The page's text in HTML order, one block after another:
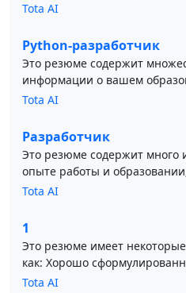
Tota AI
Python-разработчик
Это резюме содержит
информации о вашем
Tota AI
Разработчик
Это резюме содержит
опыте работы и
Tota AI
1
Это резюме имеет
как: Хорошо
Tota AI